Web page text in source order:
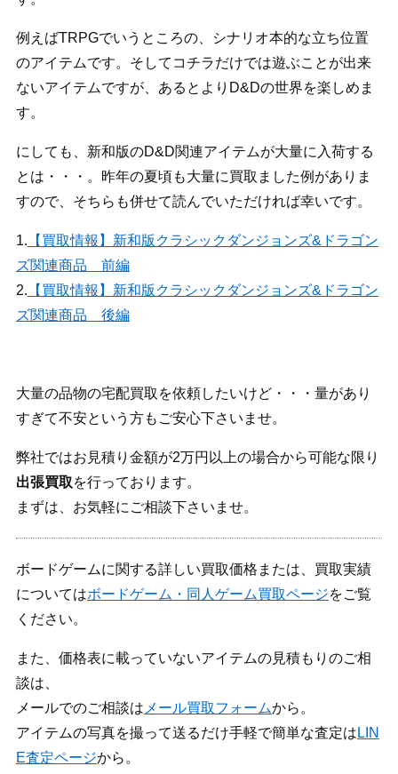
例えばTRPGでいうところの、シナリオ本的な立ち位置
のアイテムです。そしてコチラだけでは遊ぶことが出来
ないアイテムですが、あるとよりD&Dの世界を楽しめま
す。
にしても、新和版のD&D関連アイテムが大量に入荷する
とは・・・。昨年の夏頃も大量に買取ました例がありま
すので、そちらも併せて読んでいただければ幸いです。
1. 【買取情報】新和版クラシックダンジョンズ&ドラゴン
ズ関連商品 前編
2. 【買取情報】新和版クラシックダンジョンズ&ドラゴン
ズ関連商品 後編
大量の品物の宅配買取を依頼したいけど・・・量があり
すぎて不安という方もご安心下さいませ。
弊社ではお見積り金額が2万円以上の場合から可能な限り
出張買取を行っております。
まずは、お気軽にご相談下さいませ。
ボードゲームに関する詳しい買取価格または、買取実績
についてはボードゲーム・同人ゲーム買取ページをご覧
ください。
また、価格表に載っていないアイテムの見積もりのご相
談は、
メールでのご相談は メール買取フォームから。
アイテムの写真を撮って送るだけ手軽で簡単な査定は LIN
E査定ページから。